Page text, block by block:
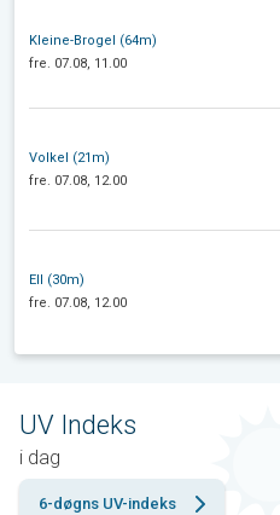
Kleine-Brogel (64m)
fre. 07.08, 11.00
Volkel (21m)
fre. 07.08, 12.00
Ell (30m)
fre. 07.08, 12.00
UV Indeks
i dag
6-døgns UV-indeks